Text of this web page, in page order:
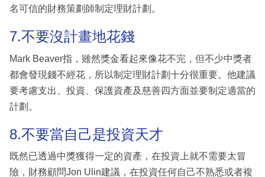
名可信的財務策劃師制定理財計劃。
7.不要沒計畫地花錢
Mark Beaver指，雖然獎金看起來像花不完，但不少中獎者
都會發現錢不經花，所以制定理財計劃十分很重要。他建議
要考慮支出、投資、保護資產及慈善四方面並要制定適當的
計劃。
8.不要當自己是投資天才
既然已透過中獎獲得一定的資產，在投資上就不需要太冒
險，財務顧問Jon Ulin建議，在投資任何自己不熟悉或者複